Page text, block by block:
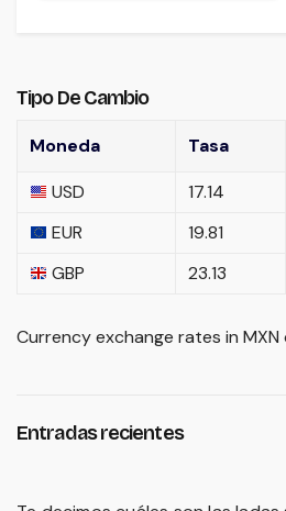
Tipo De Cambio
Moneda Tasa
USD
17.14
EUR
19.81
GBP
23.13
Currency exchange rates in MXN
Entradas recientes